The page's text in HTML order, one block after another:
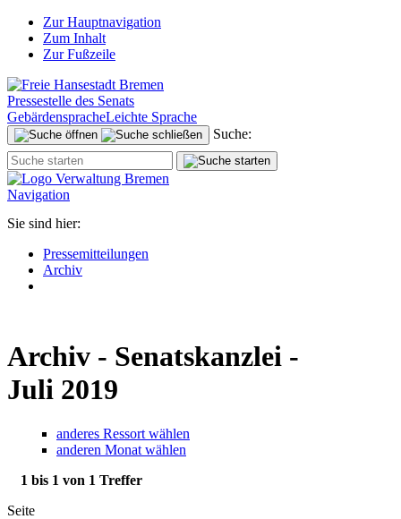
Zur Hauptnavigation
Zum Inhalt
Zur Fußzeile
Pressestelle des Senats
GebärdenspracheLeichte Sprache
Suche:
Navigation
Sie sind hier:
Pressemitteilungen
Archiv
Archiv - Senatskanzlei -
Juli 2019
anderes Ressort wählen
anderen Monat wählen
1 bis 1 von 1 Treffer
Seite